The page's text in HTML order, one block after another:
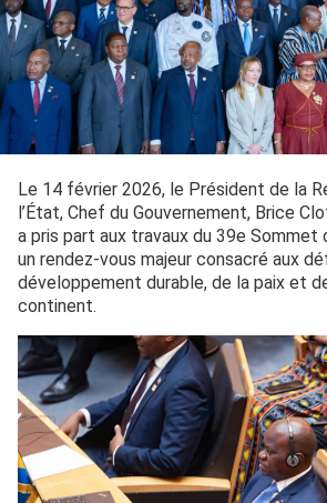
Le 14 février 2026, le Président de la
l’État, Chef du Gouvernement, Brice
a pris part aux travaux du 39e Sommet
un rendez-vous majeur consacré aux
développement durable, de la paix et
continent.